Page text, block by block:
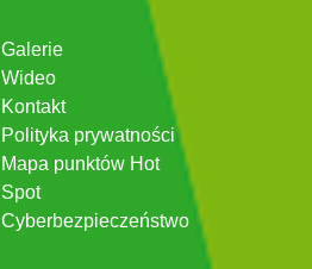
Galerie
Wideo
Kontakt
Polityka prywatności
Mapa punktów Hot
Spot
Cyberbezpieczeństwo